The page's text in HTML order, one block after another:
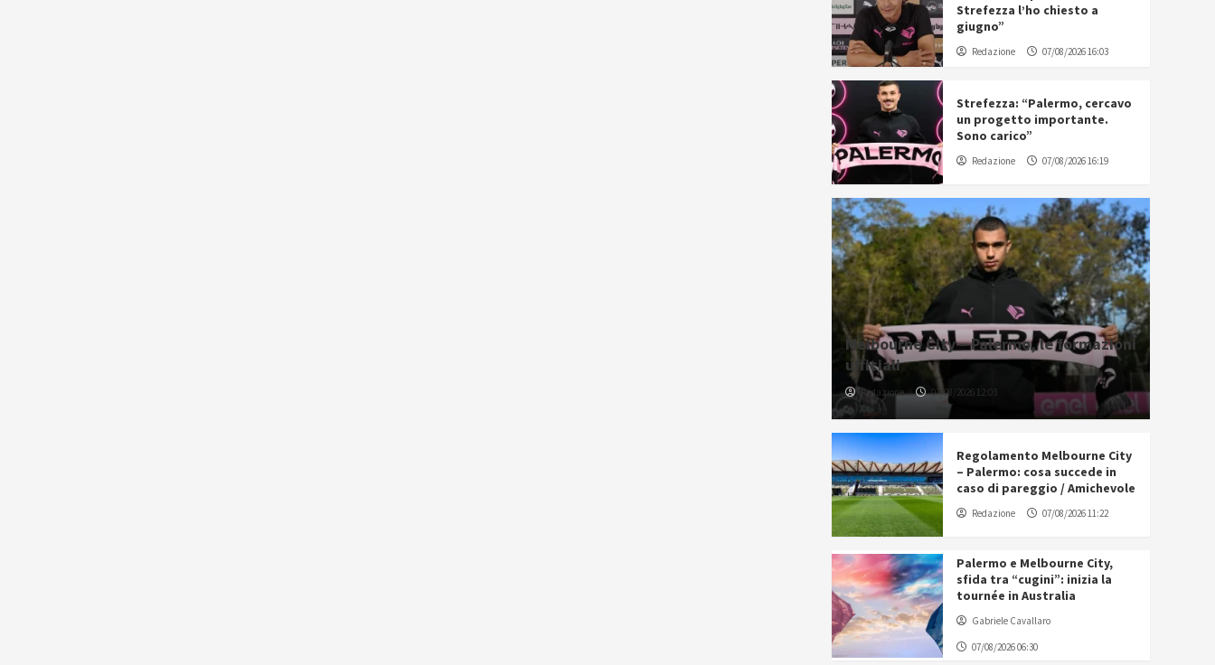
Strefezza l’ho chiesto a
giugno”
Redazione 07/08/2026 16:03
Strefezza: “Palermo, cercavo
un progetto importante.
Sono carico”
Redazione 07/08/2026 16:19
Melbourne City – Palermo, le formazioni
ufficiali
Redazione 07/08/2026 12:03
Regolamento Melbourne City
– Palermo: cosa succede in
caso di pareggio / Amichevole
Redazione 07/08/2026 11:22
Palermo e Melbourne City,
sfida tra “cugini”: inizia la
tournée in Australia
Gabriele Cavallaro
07/08/2026 06:30